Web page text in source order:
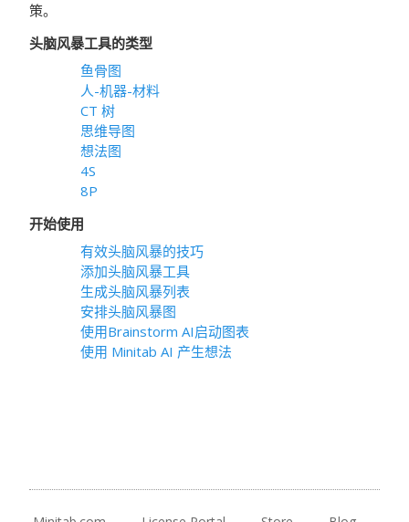
策。
头脑风暴工具的类型
鱼骨图
人-机器-材料
CT 树
思维导图
想法图
4S
8P
开始使用
有效头脑风暴的技巧
添加头脑风暴工具
生成头脑风暴列表
安排头脑风暴图
使用Brainstorm AI启动图表
使用 Minitab AI 产生想法